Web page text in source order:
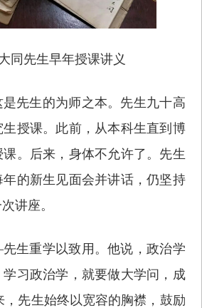
同先生早年授课讲义
先生的为师之本。先生九十高
授课。此前，从本科生直到博
。后来，身体不允许了。先生
的新生见面会并讲话，仍坚持
讲座。
生重学以致用。他说，政治学
习政治学，就要做大学问，成
，先生始终以宽容的胸襟，鼓励